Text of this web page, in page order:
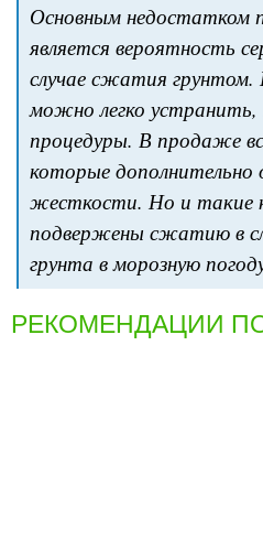
Основным недостатком
является вероятность
случае сжатия
можно легко
процедуры. В продаже
которые дополнительно
жесткости. Но и такие
подвержены сжатию в
грунта в морозную
РЕКОМЕНДАЦИИ